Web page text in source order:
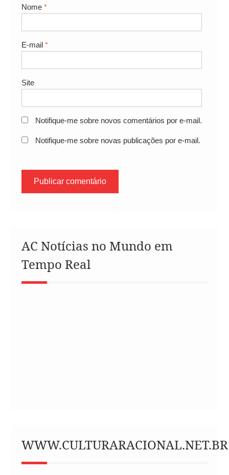
Nome *
E-mail *
Site
Notifique-me sobre novos comentários por e-mail.
Notifique-me sobre novas publicações por e-mail.
AC Notícias no Mundo em
Tempo Real
WWW.CULTURARACIONAL.NET.BR